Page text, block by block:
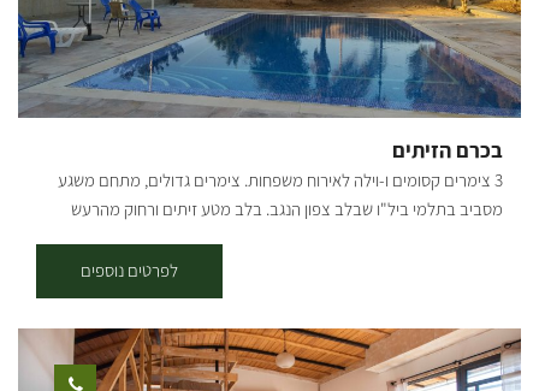
– לימוד חוויתי אודות הכנת שמן זית, הכנת זיתים בצנצנות ועוד. חוות
הדקלים מזמינה חברות וארגונים ליהנות מארוחת בוקר או ערב מפנקת
מתחת הסככה או במאהל הבדואי. המעוניינים בתכנית אמנותית יוכלו
להזמין זמר או מרצה בתחומים שונים, רב ואנשי מקצוע נוספים. חוות
הדקלים הינה בין המקומות העשירים והמרווחים, המציעים אפשרות
לעריכת אירועים בניחוח טבע מדברי. במקום ניתן להנציח רגעים בלתי
נשכחים לכל החיים: יום הולדת, חתונה, שבת חתן ועוד. כמו כן, ניתן לערוך
במקום אירועים מסורתיים דוגמת קבלת שבת חגיגית, פעילויות מסורתיות
בכרם הזיתים
3 צימרים קסומים ו-וילה לאירוח משפחות. צימרים גדולים, מתחם משגע
מסביב בתלמי ביל"ו שבלב צפון הנגב. בלב מטע זיתים ורחוק מהרעש
מהדק, נוף מרחבים מרחיב ריאות בצימר עצמו: פינת מנגל, ג'קוזי גדול,
ספא, בריכה ענקית. אפשרות לארוחות קייטרינג בתיאום מראש, לאלה שלא
בא להם להוציא אנרגיה על בישולים. הצימרים שוכנים בתוך כרם זיתים.
לפרטים נוספים